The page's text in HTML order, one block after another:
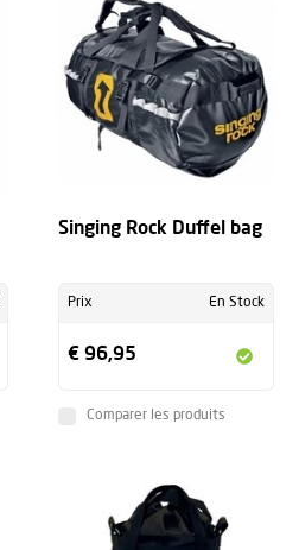
Singing Rock Duffel bag
Prix En Stock
€ 96,95
Comparer les produits